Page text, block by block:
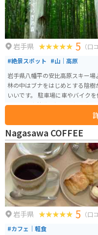
バスで40分の位置にあります。ま
り、駐車場も完備されています。
め、大きな車でのアクセスは注
はなく、駐車場と展望台も少し離
難しいです。
岩手県 5 （口
#絶景スポット #山｜高原
岩手県八幡平の安比高原スキー場
林の中はブナをはじめとする陰
いいです。 駐車場に車やバイクを停めて、30分ほどのコースを歩くことがで
きます。森林浴が好きな方、避
高原自然学校のスタッフも同行
徴や周囲の動植物、二次林とは
らもおすすめです。
Nagasawa COFFEE
岩手県 5 （口
#カフェ｜軽食